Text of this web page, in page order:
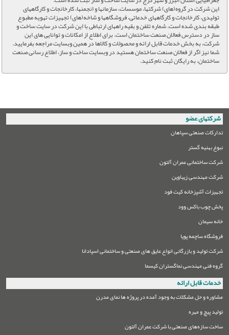
این شرکت در گروه(های) شرکتها، موسسات، سازمانها و انجمنها، کارخانجات و کارگاههای
تولیدی، کارخانجات و کارگاههای خدماتی، فروشگاهها و شاخه(های) تجهیزات تهویه مطبوع
طبقه بندی شده است. شماره تلفن و بقیه راههای ارتباطی با این شرکت در سایت ساخت و
ساز در دسترس فعالان صنعت ساختمان است. برای اطلاع از امکانات و توانایی های این
شرکت، به بخش خدمات قابل ارائه و محصولات و کالاها در همین وبسایت مراجعه بفرمایید.
شما نیز اگر از فعالان صنعت ساختمان هستید در وبسایت ساخت و ساز، اطلاع رسانی صنعت
ساختمان، به رایگان ثبت نام کنید.
شرکتهای عضو
تدارکات صنعتی سپاهان
نبوغ بهنیه گستر
شرکت ساختمانی عمران آلتون
شرکت مهندسی زیباوین
تجهیزات آشپزخانه کیت فود
پخش چوب باکس وود
خانه سیمان
فروشگاه ساچمه پویا
شرکت تولید و بازرگانی انواع عایق های صنعتی و ساختمانی اسپادانا
گروه فنی مهندسی نماگستران کیسما
خدمات قابل ارائه
مشاوره و حل مشکلات به وجود آمده در پروژه ها نمای مدرن
تولید پیچ و مهره
ساخت سازه‌های صنعتی با شرکت عمران آلتون